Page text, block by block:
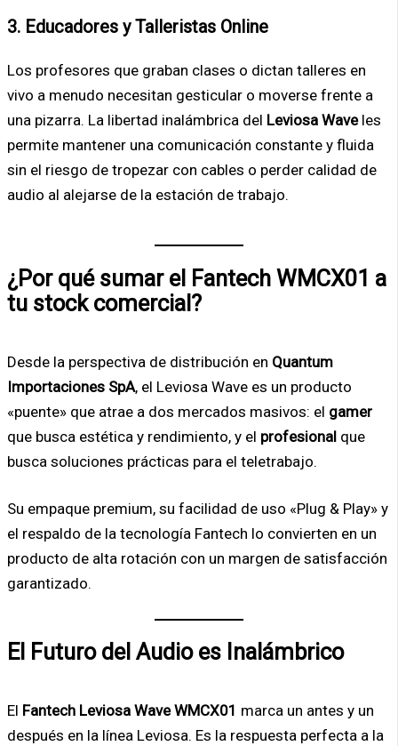
3. Educadores y Talleristas Online
Los profesores que graban clases o dictan talleres en
vivo a menudo necesitan gesticular o moverse frente a
una pizarra. La libertad inalámbrica del Leviosa Waveles
permite mantener una comunicación constante y fluida
sin el riesgo de tropezar con cables o perder calidad de
audio al alejarse de la estación de trabajo.
¿Por qué sumar el Fantech WMCX01 a
tu stock comercial?
Desde la perspectiva de distribución en Quantum
Importaciones SpA, el Leviosa Wave es un producto
«puente» que atrae a dos mercados masivos: el gamer
que busca estética y rendimiento, y el profesional que
busca soluciones prácticas para el teletrabajo.
Su empaque premium, su facilidad de uso «Plug & Play» y
el respaldo de la tecnología Fantech lo convierten en un
producto de alta rotación con un margen de satisfacción
garantizado.
El Futuro del Audio es Inalámbrico
El Fantech Leviosa Wave WMCX01 marca un antes y un
después en la línea Leviosa. Es la respuesta perfecta a la